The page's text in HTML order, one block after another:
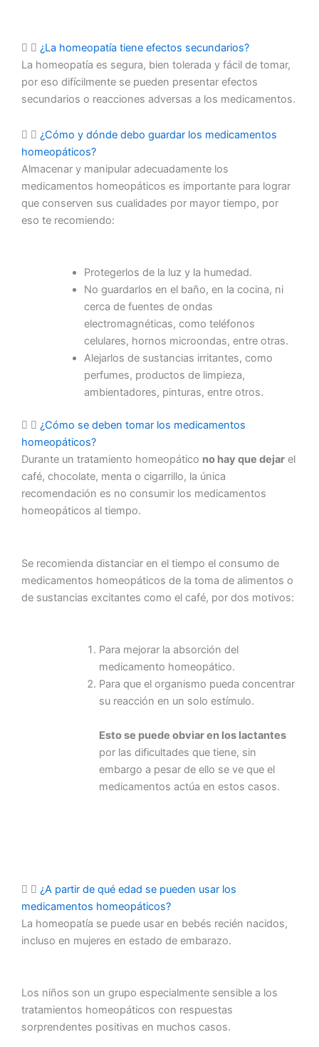
¿La homeopatía tiene efectos secundarios?
La homeopatía es segura, bien tolerada y fácil de tomar,
por eso difícilmente se pueden presentar efectos
secundarios o reacciones adversas a los medicamentos.
¿Cómo y dónde debo guardar los medicamentos
homeopáticos?
Almacenar y manipular adecuadamente los
medicamentos homeopáticos es importante para lograr
que conserven sus cualidades por mayor tiempo, por
eso te recomiendo:
Protegerlos de la luz y la humedad.
No guardarlos en el baño, en la cocina, ni
cerca de fuentes de ondas
electromagnéticas, como teléfonos
celulares, hornos microondas, entre otras.
Alejarlos de sustancias irritantes, como
perfumes, productos de limpieza,
ambientadores, pinturas, entre otros.
¿Cómo se deben tomar los medicamentos
homeopáticos?
Durante un tratamiento homeopático no hay que dejar el
café, chocolate, menta o cigarrillo, la única
recomendación es no consumir los medicamentos
homeopáticos al tiempo.
Se recomienda distanciar en el tiempo el consumo de
medicamentos homeopáticos de la toma de alimentos o
de sustancias excitantes como el café, por dos motivos:
Para mejorar la absorción del
medicamento homeopático.
Para que el organismo pueda concentrar
su reacción en un solo estímulo.
Esto se puede obviar en los lactantes
por las dificultades que tiene, sin
embargo a pesar de ello se ve que el
medicamentos actúa en estos casos.
¿A partir de qué edad se pueden usar los
medicamentos homeopáticos?
La homeopatía se puede usar en bebés recién nacidos,
incluso en mujeres en estado de embarazo.
Los niños son un grupo especialmente sensible a los
tratamientos homeopáticos con respuestas
sorprendentes positivas en muchos casos.